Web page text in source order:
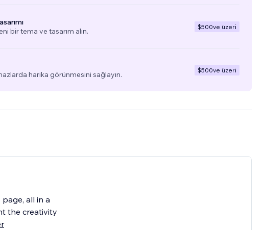
bir tema ve tasarım alın.
$500ve üzeri
harika görünmesini sağlayın.
$500ve üzeri
all in a
the creativity